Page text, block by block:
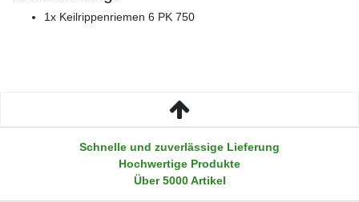
1x Keilrippenriemen 6 PK 750
Schnelle und zuverlässige Lieferung
Hochwertige Produkte
Über 5000 Artikel